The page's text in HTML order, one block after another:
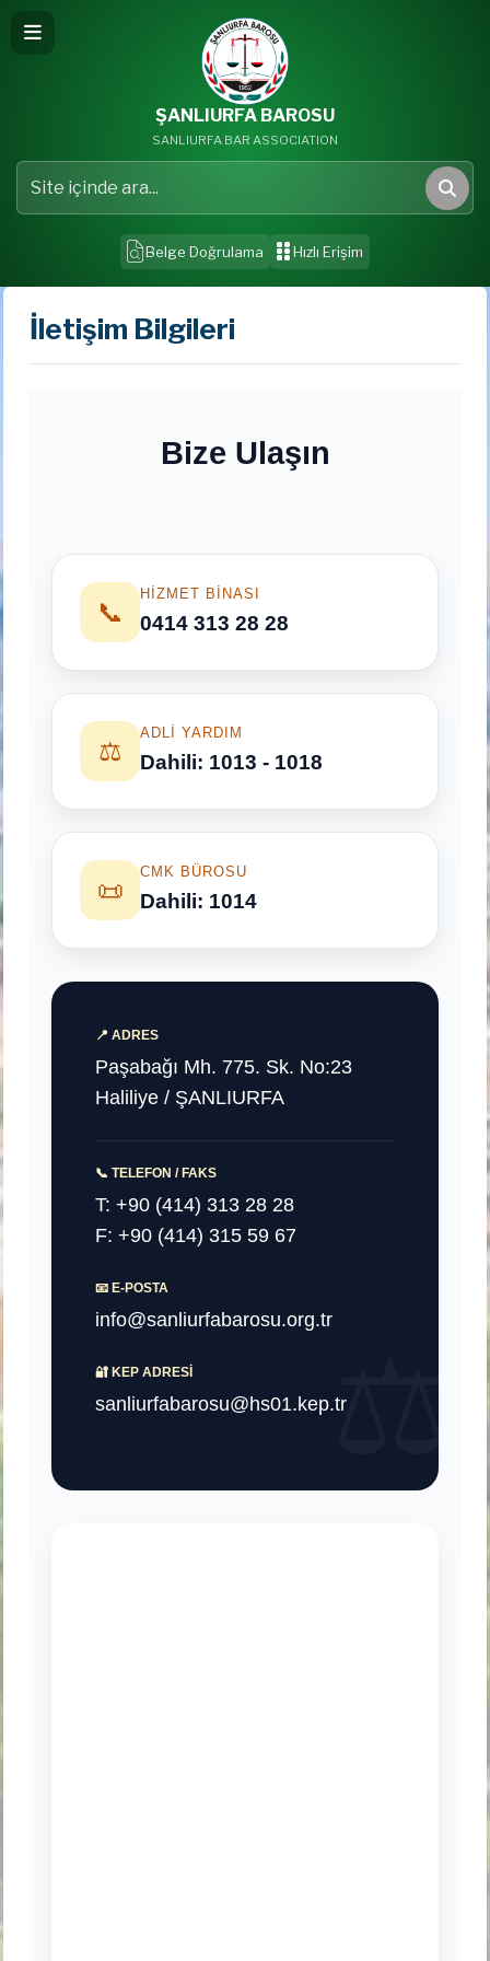
ŞANLIURFA BAROSU
SANLIURFA BAR ASSOCIATION
Site içinde ara
Ara
Belge Doğrulama Hızlı Erişim
İletişim Bilgileri
Bize Ulaşın
📞
HIZMET BINASI
0414 313 28 28
⚖️
ADLI YARDIM
Dahili: 1013 - 1018
📜
CMK BÜROSU
Dahili: 1014
📍 ADRES
Paşabağı Mh. 775. Sk. No:23
Haliliye / ŞANLIURFA
📞 TELEFON / FAKS
T: +90 (414) 313 28 28
F: +90 (414) 315 59 67
📧 E-POSTA
info@sanliurfabarosu.org.tr
🔐 KEP ADRESI
sanliurfabarosu@hs01.kep.tr